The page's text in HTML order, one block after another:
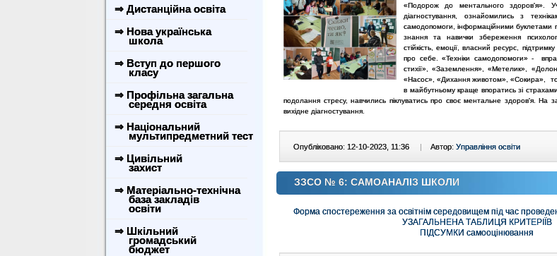
⇒ Дистанційна освіта
⇒ Нова українська
школа
⇒ Вступ до першого
класу
⇒ Профільна загальна
середня освіта
⇒ Національний
мультипредметний тест
⇒ Цивільний
захист
⇒ Матеріально-технічна
база закладів
освіти
⇒ Шкільний
громадський
бюджет
«Подорож до ментального здоров'я».
діагностування, ознайомились з
самодопомоги, інформаційними буклетами
знання та навички збереження
стійкість, емоції, власний ресурс,
про себе. «Техніки самодопомоги» -
стихії», «Заземлення», «Метелик»,
«Насос», «Дихання животом», «Сокира»,
в майбутньому краще впоратись зі
подолання стресу, навчились піклуватись про своє ментальне здоров'я. На
вихідне діагностування.
Опубліковано: 12-10-2023, 11:36 | Автор: Управління освіти
ЗЗСО № 6: САМОАНАЛІЗ ШКОЛИ
Форма спостереження за освітнім середовищем під час
УЗАГАЛЬНЕНА ТАБЛИЦЯ КРИТЕРІЇВ
ПІДСУМКИ самооцінювання